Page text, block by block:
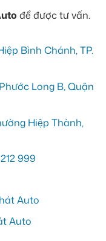
để được tư vấn.
Bình Chánh, TP.
Long B, Quận
Hiệp Thành,
999
Auto
Auto